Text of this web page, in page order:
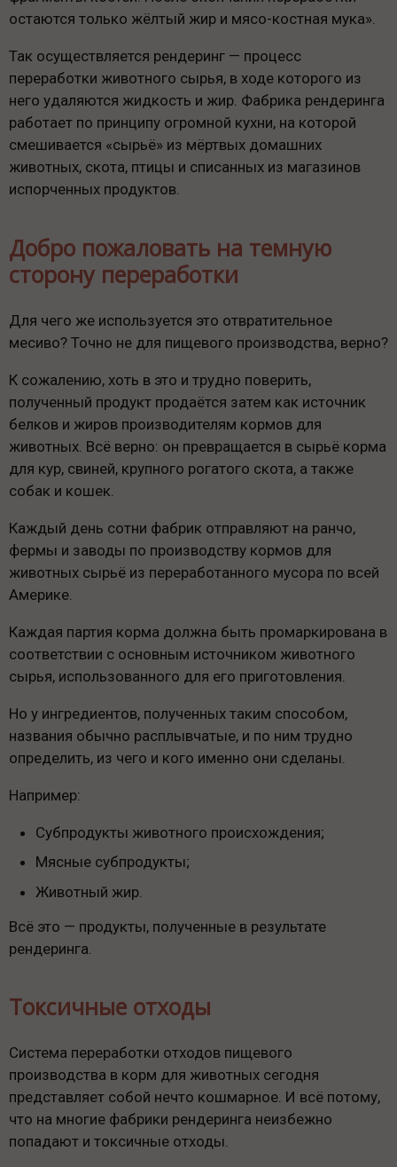
остаются только жёлтый жир и мясо-костная мука».
Так осуществляется рендеринг — процесс
переработки животного сырья, в ходе которого из
него удаляются жидкость и жир. Фабрика рендеринга
работает по принципу огромной кухни, на которой
смешивается «сырьё» из мёртвых домашних
животных, скота, птицы и списанных из магазинов
испорченных продуктов.
Добро пожаловать на темную
сторону переработки
Для чего же используется это отвратительное
месиво? Точно не для пищевого производства, верно?
К сожалению, хоть в это и трудно поверить,
полученный продукт продаётся затем как источник
белков и жиров производителям кормов для
животных. Всё верно: он превращается в сырьё корма
для кур, свиней, крупного рогатого скота, а также
собак и кошек.
Каждый день сотни фабрик отправляют на ранчо,
фермы и заводы по производству кормов для
животных сырьё из переработанного мусора по всей
Америке.
Каждая партия корма должна быть промаркирована в
соответствии с основным источником животного
сырья, использованного для его приготовления.
Но у ингредиентов, полученных таким способом,
названия обычно расплывчатые, и по ним трудно
определить, из чего и кого именно они сделаны.
Например:
Субпродукты животного происхождения;
Мясные субпродукты;
Животный жир.
Всё это — продукты, полученные в результате
рендеринга.
Токсичные отходы
Система переработки отходов пищевого
производства в корм для животных сегодня
представляет собой нечто кошмарное. И всё потому,
что на многие фабрики рендеринга неизбежно
попадают и токсичные отходы.